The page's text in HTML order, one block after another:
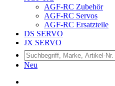
AGF-RC Zubehör
AGF-RC Servos
AGF-RC Ersatzteile
DS SERVO
JX SERVO
Neu